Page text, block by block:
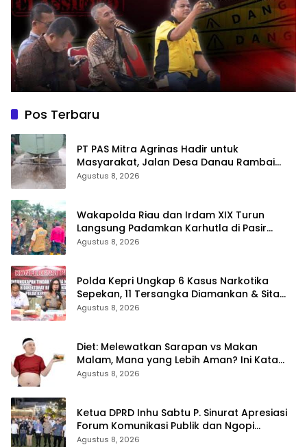
Pos Terbaru
‎PT PAS Mitra Agrinas Hadir untuk
Masyarakat, Jalan Desa Danau Rambai
Dirawat dan Disiram
Agustus 8, 2026
Wakapolda Riau dan Irdam XIX Turun
Langsung Padamkan Karhutla di Pasir
Limau Kapas Rohil
Agustus 8, 2026
Polda Kepri Ungkap 6 Kasus Narkotika
Sepekan, 11 Tersangka Diamankan & Sita
402 Gram Sabu
Agustus 8, 2026
Diet: Melewatkan Sarapan vs Makan
Malam, Mana yang Lebih Aman? Ini Kata
Dokter
Agustus 8, 2026
Ketua DPRD Inhu Sabtu P. Sinurat Apresiasi
Forum Komunikasi Publik dan Ngopi
Bersama Kejari Inhu
Agustus 8, 2026